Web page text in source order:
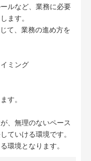
ルなど、業務に必要
ます。
て、業務の進め方を
ミング
す。
、無理のないペース
ていける環境です。
環境となります。